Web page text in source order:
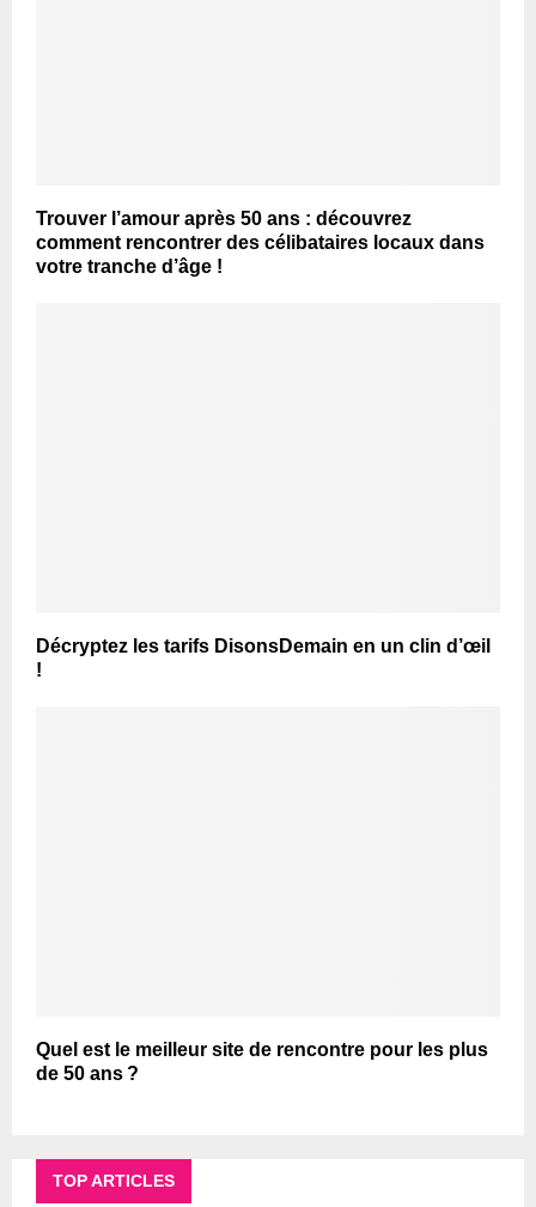
Trouver l’amour après 50 ans : découvrez
comment rencontrer des célibataires locaux dans
votre tranche d’âge !
Décryptez les tarifs DisonsDemain en un clin d’œil
!
Quel est le meilleur site de rencontre pour les plus
de 50 ans ?
TOP ARTICLES